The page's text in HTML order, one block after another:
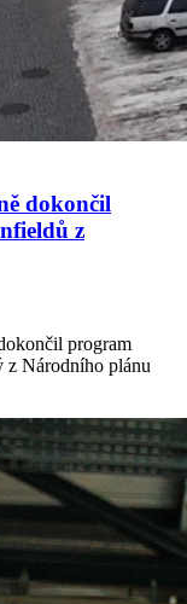
dokončil
z
program
z Národního plánu